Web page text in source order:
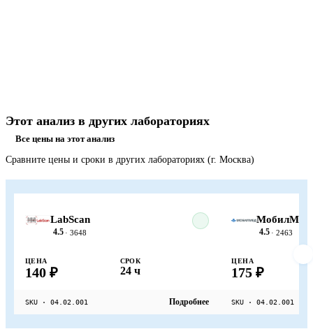
Этот анализ в других лабораториях
Все цены на этот анализ
Сравните цены и сроки в других лабораториях (г. Москва)
LabScan
4.5 · 3648
ЦЕНА
140 ₽
СРОК
24 ч
SKU · 04.02.001 Подробнее
МобилМед
4.5 · 2463
ЦЕНА
175 ₽
SKU · 04.02.001